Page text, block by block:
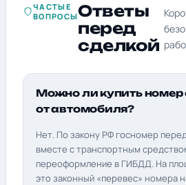
ЧАСТЫЕ
ВОПРОСЫОтветы
перед
сделкой
Можно ли купить номер
от автомобиля?
Нет. По закону РФ госномер
вместе с транспортным
переоформление в ГИБДД. На
это законный «перевес» номера